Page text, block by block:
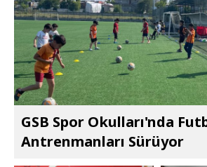
GSB Spor Okulları'nda
Antrenmanları Sürüyor